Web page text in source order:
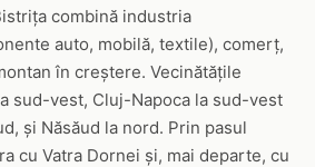
combină industria
auto, mobilă, textile), comerț,
în creștere. Vecinătățile
sud-vest, Cluj-Napoca la sud-vest
și Năsăud la nord. Prin pasul
cu Vatra Dornei și, mai departe, cu